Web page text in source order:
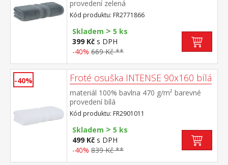
provedení zelená
Kód produktu: FR2771866
Skladem > 5 ks
399 Kč s DPH
-40% 669 Kč **
-40% Froté osuška INTENSE 90x160 bílá
materiál 100% bavlna 470 g/m² barevné
provedení bílá
Kód produktu: FR2901011
Skladem > 5 ks
499 Kč s DPH
-40% 839 Kč **